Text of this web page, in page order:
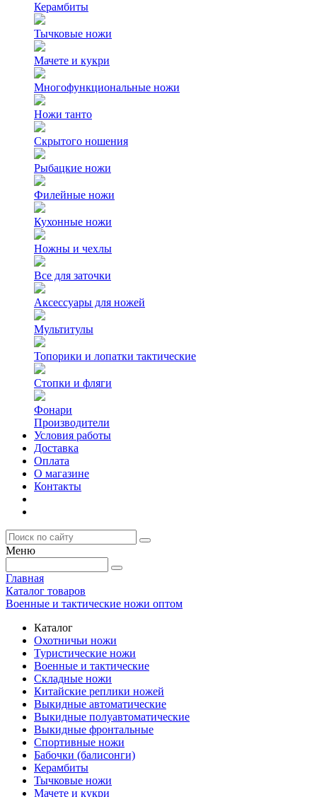
Керамбиты
Тычковые ножи
Мачете и кукри
Многофункциональные ножи
Ножи танто
Скрытого ношения
Рыбацкие ножи
Филейные ножи
Кухонные ножи
Ножны и чехлы
Все для заточки
Аксессуары для ножей
Мультитулы
Топорики и лопатки тактические
Стопки и фляги
Фонари
Производители
Условия работы
Доставка
Оплата
О магазине
Контакты
Меню
Главная
Каталог товаров
Военные и тактические ножи оптом
Каталог
Охотничьи ножи
Туристические ножи
Военные и тактические
Складные ножи
Китайские реплики ножей
Выкидные автоматические
Выкидные полуавтоматические
Выкидные фронтальные
Спортивные ножи
Бабочки (балисонги)
Керамбиты
Тычковые ножи
Мачете и кукри